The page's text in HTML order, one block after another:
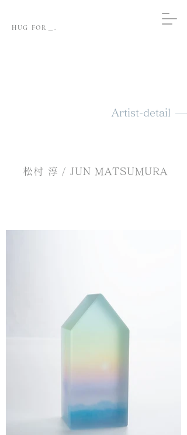
HUG FOR＿.
Artist-detail
松村 淳 / JUN MATSUMURA